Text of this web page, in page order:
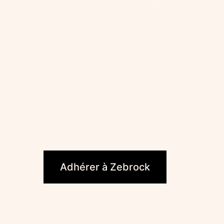
Adhérer à Zebrock